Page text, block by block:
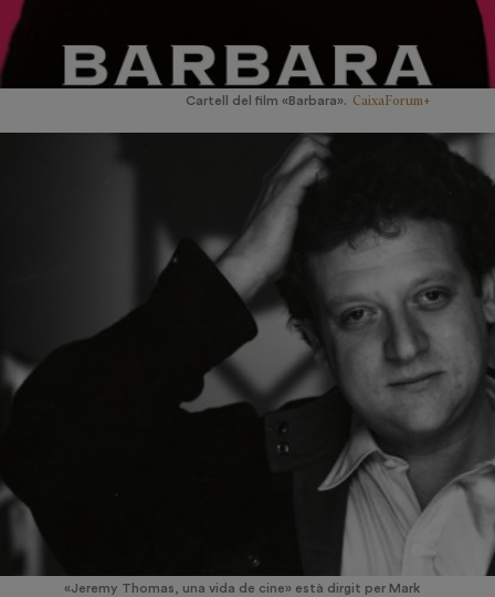
Cartell del film «Barbara». CaixaForum+
«Jeremy Thomas, una vida de cine» està dirgit per Mark